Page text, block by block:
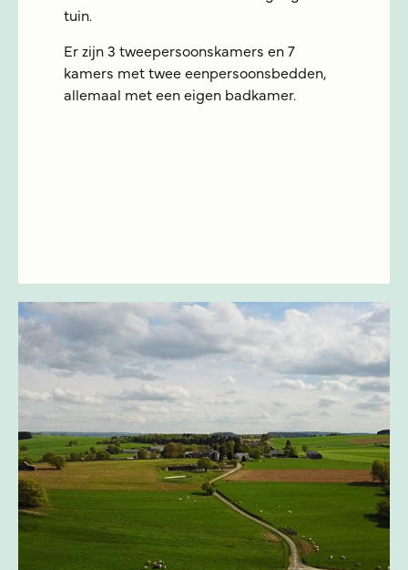
tuin.
Er zijn 3 tweepersoonskamers en 7
kamers met twee eenpersoonsbedden,
allemaal met een eigen badkamer.